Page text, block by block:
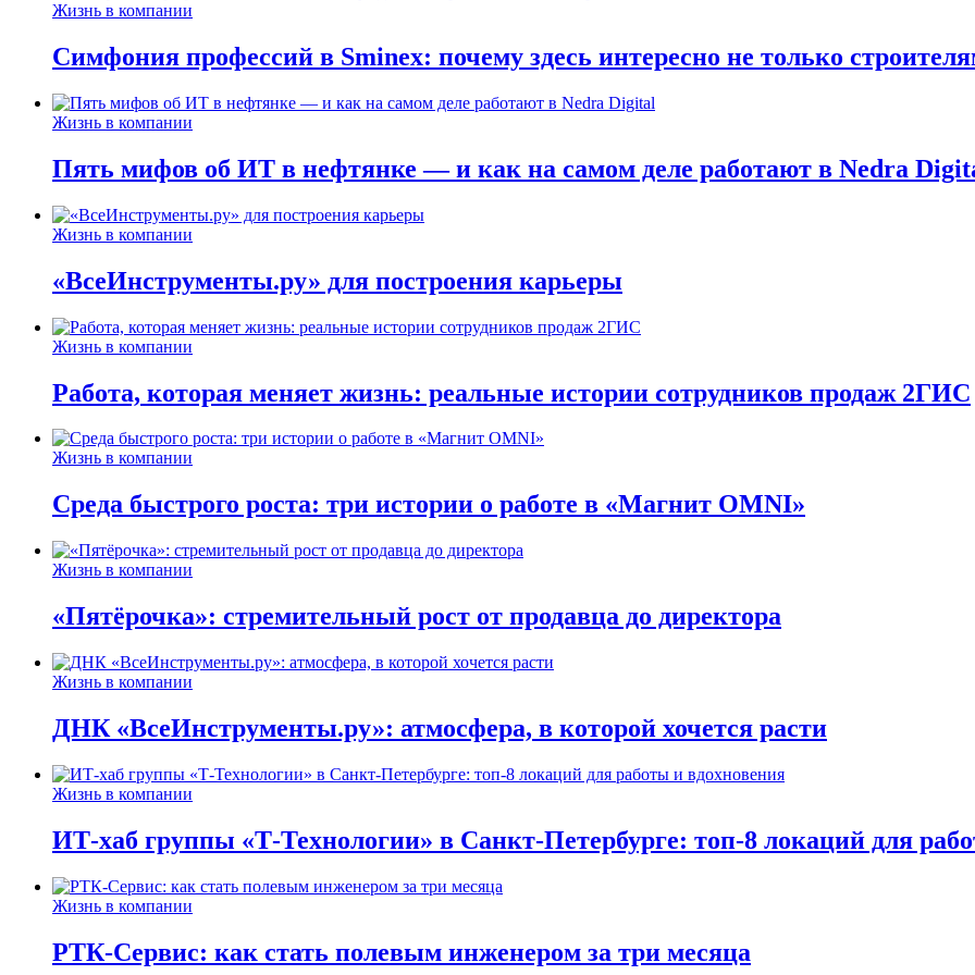
Жизнь в компании
Симфония профессий в Sminex: почему здесь интересно не только
Жизнь в компании
Пять мифов об ИТ в нефтянке — и как на самом деле работают в Nedra
Жизнь в компании
«ВсеИнструменты.ру» для построения карьеры
Жизнь в компании
Работа, которая меняет жизнь: реальные истории сотрудников продаж 2ГИС
Жизнь в компании
Среда быстрого роста: три истории о работе в «Магнит OMNI»
Жизнь в компании
«Пятёрочка»: стремительный рост от продавца до директора
Жизнь в компании
ДНК «ВсеИнструменты.ру»: атмосфера, в которой хочется расти
Жизнь в компании
ИТ-хаб группы «Т-Технологии» в Санкт-Петербурге: топ-8 локаций для
Жизнь в компании
РТК-Сервис: как стать полевым инженером за три месяца